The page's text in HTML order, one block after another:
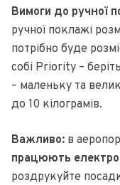
Вимоги до ручної
ручної поклажі
потрібно буде
собі Priority –
– маленьку та
до 10 кілограмів.
Важливо: в
працюють
роздрукуйте